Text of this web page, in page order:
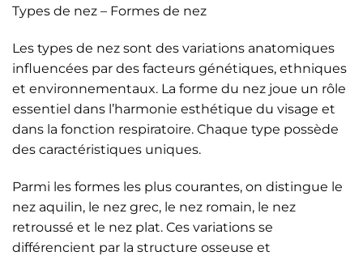
Types de nez – Formes de nez
Les types de nez sont des variations anatomiques
influencées par des facteurs génétiques, ethniques
et environnementaux. La forme du nez joue un rôle
essentiel dans l’harmonie esthétique du visage et
dans la fonction respiratoire. Chaque type possède
des caractéristiques uniques.
Parmi les formes les plus courantes, on distingue le
nez aquilin, le nez grec, le nez romain, le nez
retroussé et le nez plat. Ces variations se
différencient par la structure osseuse et